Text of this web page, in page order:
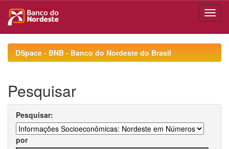
navigationDSpace - BNB - Banco do Nordeste do Brasil
Pesquisar
Pesquisar:
por